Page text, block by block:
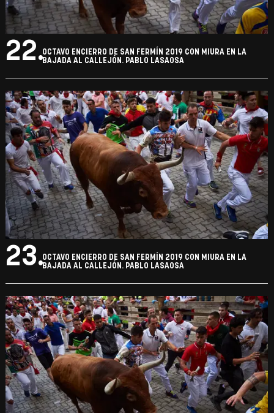
22.OCTAVO ENCIERRO DE SAN FERMÍN 2019 CON MIURA EN LA
BAJADA AL CALLEJÓN. PABLO LASAOSA
23.OCTAVO ENCIERRO DE SAN FERMÍN 2019 CON MIURA EN LA
BAJADA AL CALLEJÓN. PABLO LASAOSA